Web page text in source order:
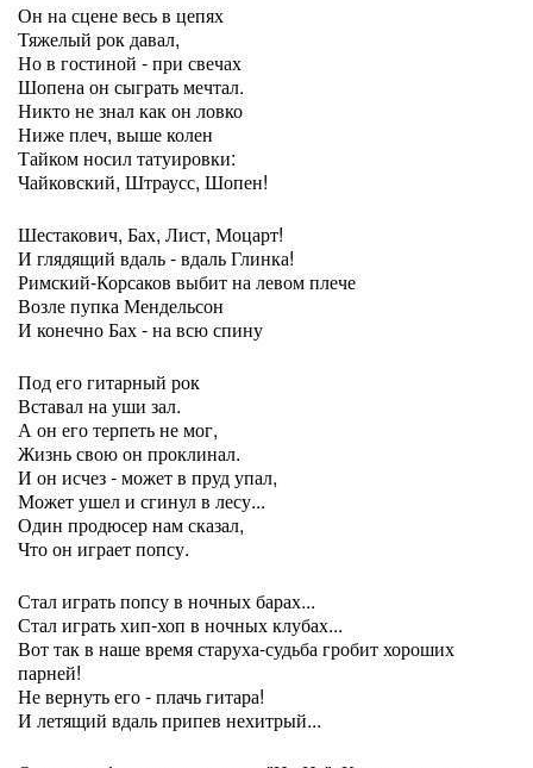
Он на сцене весь в цепях
Тяжелый рок давал,
Но в гостиной - при свечах
Шопена он сыграть мечтал.
Никто не знал как он ловко
Ниже плеч, выше колен
Тайком носил татуировки:
Чайковский, Штраусс, Шопен!
Шестакович, Бах, Лист, Моцарт!
И глядящий вдаль - вдаль Глинка!
Римский-Корсаков выбит на левом плече
Возле пупка Мендельсон
И конечно Бах - на всю спину
Под его гитарный рок
Вставал на уши зал.
А он его терпеть не мог,
Жизнь свою он проклинал.
И он исчез - может в пруд упал,
Может ушел и сгинул в лесу...
Один продюсер нам сказал,
Что он играет попсу.
Стал играть попсу в ночных барах...
Стал играть хип-хоп в ночных клубах...
Вот так в наше время старуха-судьба гробит хороших
парней!
Не вернуть его - плачь гитара!
И летящий вдаль припев нехитрый...